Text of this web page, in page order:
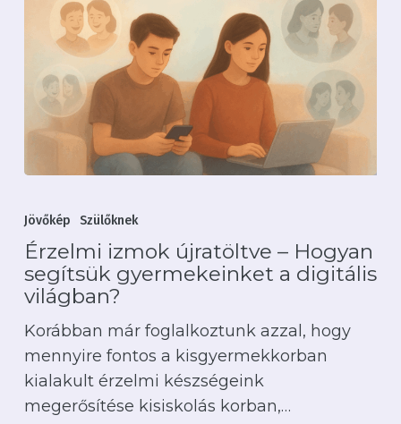
izmok
újratöltve
–
Hogyan
segítsük
gyermekeinket
a
digitális
világban?
Jövőkép Szülőknek
Érzelmi izmok újratöltve – Hogyan
segítsük gyermekeinket a digitális
világban?
Korábban már foglalkoztunk azzal, hogy
mennyire fontos a kisgyermekkorban
kialakult érzelmi készségeink
megerősítése kisiskolás korban,…